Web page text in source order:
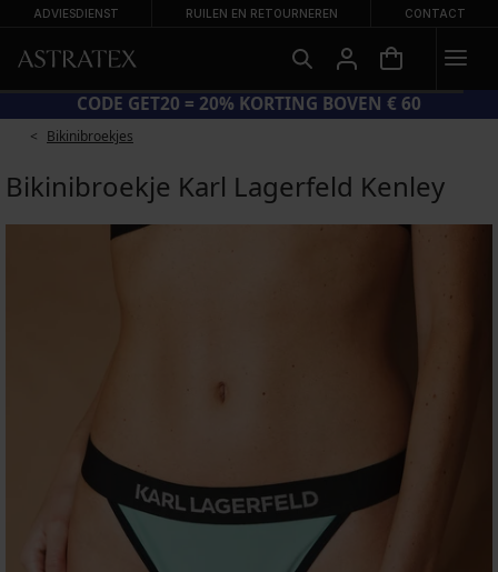
ADVIESDIENST RUILEN EN RETOURNEREN CONTACT
CODE GET20 = 20% KORTING BOVEN € 60
Bikinibroekjes
Bikinibroekje Karl Lagerfeld Kenley